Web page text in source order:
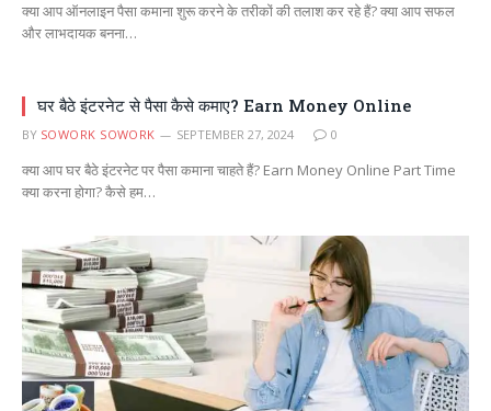
क्या आप ऑनलाइन पैसा कमाना शुरू करने के तरीकों की तलाश कर रहे हैं? क्या आप सफल
और लाभदायक बनना…
घर बैठे इंटरनेट से पैसा कैसे कमाए? Earn Money Online
BY SOWORK SOWORK SEPTEMBER 27, 2024 0
क्या आप घर बैठे इंटरनेट पर पैसा कमाना चाहते हैं? Earn Money Online Part Time
क्या करना होगा? कैसे हम…